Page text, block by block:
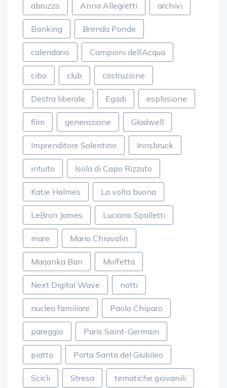
abruzzo Anna Allegretti archivi
Banking Brenda Ponde
calendario Campioni dell’Acqua
cibo club costruzione
Destra liberale Egadi esplosione
film generazione Gladwell
Imprenditore Salentino Innsbruck
intuito Isola di Capo Rizzuto
Katie Holmes La volta buona
LeBron James Luciano Spalletti
mare Mario Chiavalin
Marjanka Ban Molfetta
Next Digital Wave notti
nucleo familiare Paolo Chiparo
pareggio Paris Saint-Germain
piatto Porta Santa del Giubileo
Scicli Stresa tematiche giovanili